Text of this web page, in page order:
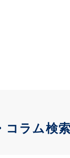
コラム検